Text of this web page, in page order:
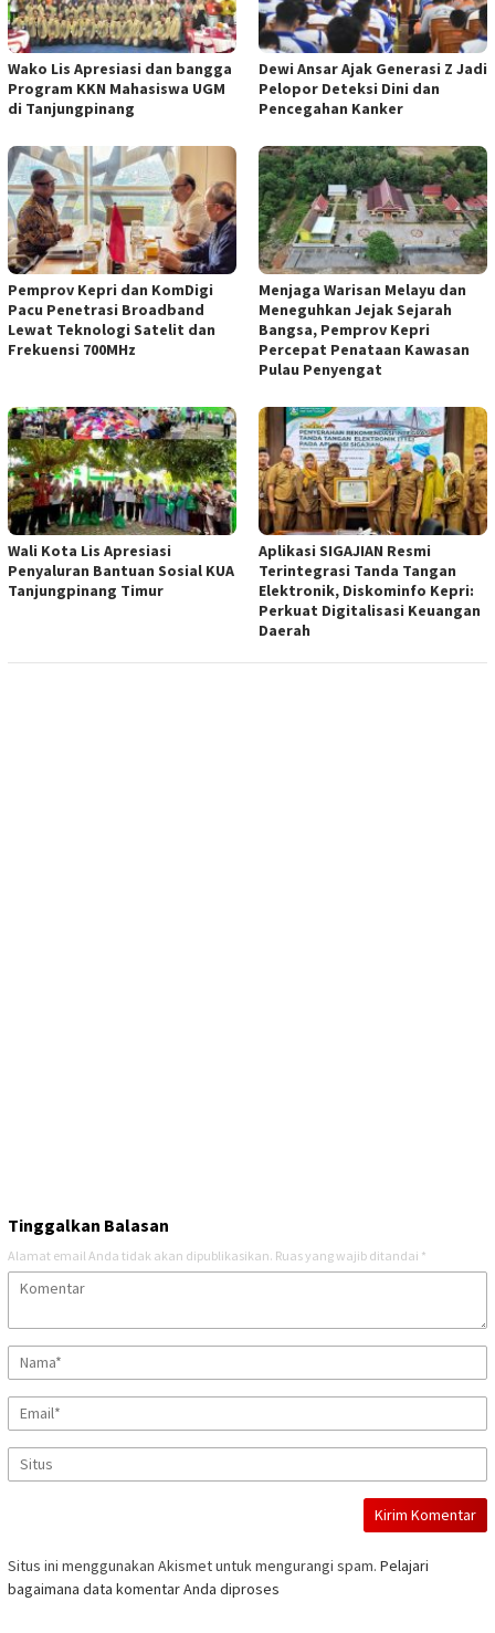
Wako Lis Apresiasi dan bangga
Program KKN Mahasiswa UGM
di Tanjungpinang
Dewi Ansar Ajak Generasi Z Jadi
Pelopor Deteksi Dini dan
Pencegahan Kanker
Pemprov Kepri dan KomDigi
Pacu Penetrasi Broadband
Lewat Teknologi Satelit dan
Frekuensi 700MHz
Menjaga Warisan Melayu dan
Meneguhkan Jejak Sejarah
Bangsa, Pemprov Kepri
Percepat Penataan Kawasan
Pulau Penyengat
Wali Kota Lis Apresiasi
Penyaluran Bantuan Sosial KUA
Tanjungpinang Timur
Aplikasi SIGAJIAN Resmi
Terintegrasi Tanda Tangan
Elektronik, Diskominfo Kepri:
Perkuat Digitalisasi Keuangan
Daerah
Tinggalkan Balasan
Alamat email Anda tidak akan dipublikasikan. Ruas yang wajib ditandai *
Situs ini menggunakan Akismet untuk mengurangi spam. Pelajari
bagaimana data komentar Anda diproses